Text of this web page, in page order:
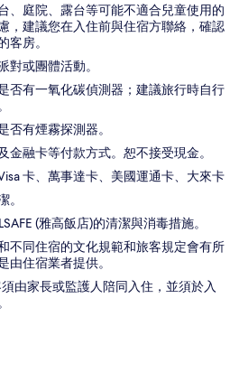
、庭院、露台等可能不適合兒童使用的
，建議您在入住前與住宿方聯絡，確認
客房。
對或團體活動。
否有一氧化碳偵測器；建議旅行時自行
否有煙霧探測器。
金融卡等付款方式。恕不接受現金。
卡、萬事達卡、美國運通卡、大來卡
。
(雅高飯店)的清潔與消毒措施。
不同住宿的文化規範和旅客規定會有所
由住宿業者提供。
由家長或監護人陪同入住，並須於入